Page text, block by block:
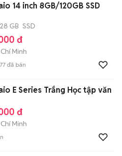
14 inch 8GB/120GB SSD
GB SSD
đ
Minh
đã bán
E Series Trắng Học tập văn
đ
Minh